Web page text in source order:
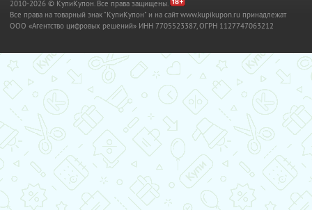
2010-2026 © КупиКупон. Все права защищены.
Все права на товарный знак "КупиКупон" и на сайт www.kupikupon.ru принадлежат
OOO «Агентство цифровых решений» ИНН 7705523387, ОГРН 1127747063212